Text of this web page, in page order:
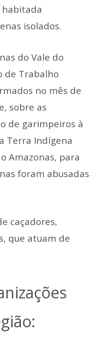
habitada
isolados.
do Vale do
de Trabalho
no mês de
sobre as
de garimpeiros à
Terra Indígena
Amazonas, para
foram abusadas
caçadores,
que atuam de